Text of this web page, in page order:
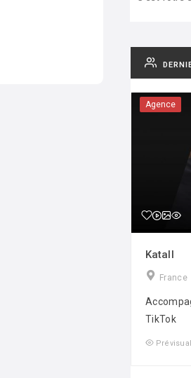
Agence
Katall
France
TikTok